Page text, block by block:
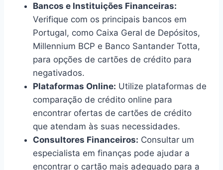
Bancos e Instituições Financeiras:
Verifique com os principais bancos em
Portugal, como Caixa Geral de Depósitos,
Millennium BCP e Banco Santander Totta,
para opções de cartões de crédito para
negativados.
Plataformas Online: Utilize plataformas de
comparação de crédito online para
encontrar ofertas de cartões de crédito
que atendam às suas necessidades.
Consultores Financeiros: Consultar um
especialista em finanças pode ajudar a
encontrar o cartão mais adequado para a